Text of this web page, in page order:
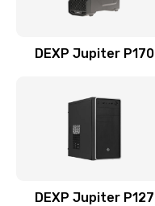
DEXP Jupiter P170
DEXP Jupiter P127